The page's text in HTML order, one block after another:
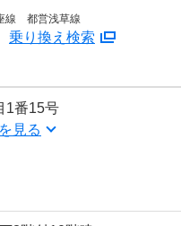
線 都営浅草線
乗り換え検索
1番15号
見る